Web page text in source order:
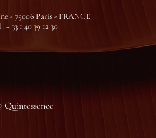
- 75006 Paris - FRANCE
+ 33 1 40 39 12 30
Quintessence